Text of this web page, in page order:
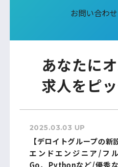
お問い合わ
あなたに
求人をピ
2025.03.03 UP
【デロイトグループの
エンドエンジニア/フ
Go、Pythonなど/優秀